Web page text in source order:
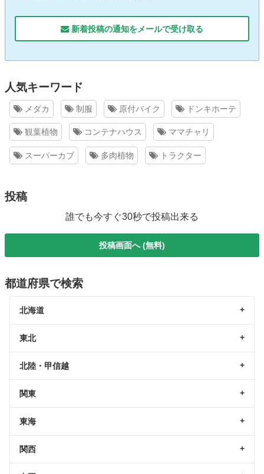
新着投稿の通知をメールで受け取る
人気キーワード
メダカ 制服 原付バイク ドンキホーテ
観葉植物 コンテナハウス ママチャリ
スーパーカブ 多肉植物 トラクター
投稿
誰でも今すぐ30秒で投稿出来る
投稿画面へ (無料)
都道府県で検索
北海道
東北
北陸・甲信越
関東
東海
関西